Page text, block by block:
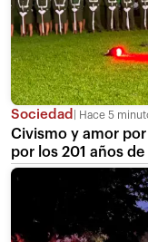
Sociedad Hace 5
Civismo y amor
por los 201 años